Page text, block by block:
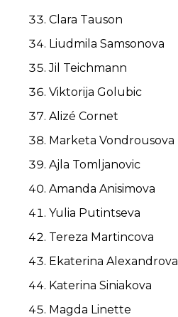
Clara Tauson
Liudmila Samsonova
Jil Teichmann
Viktorija Golubic
Alizé Cornet
Marketa Vondrousova
Ajla Tomljanovic
Amanda Anisimova
Yulia Putintseva
Tereza Martincova
Ekaterina Alexandrova
Katerina Siniakova
Magda Linette